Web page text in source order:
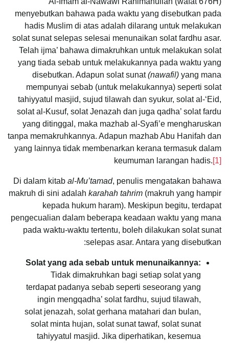
menyebutkan bahawa pada waktu yang disebutkan pada
hadis Muslim di atas adalah dilarang untuk melakukan
solat sunat selepas selesai menunaikan solat fardhu asar.
Telah ijma’ bahawa dimakruhkan untuk melakukan solat
yang tiada sebab untuk melakukannya pada waktu yang
disebutkan. Adapun solat sunat(nawafil) yang mana
mempunyai sebab (untuk melakukannya) seperti solat
tahiyyatul masjid, sujud tilawah dan syukur, solat al-‘Eid,
solat al-Kusuf, solat Jenazah dan juga qadha’ solat fardu
yang ditinggal, maka mazhab al-Syafi’e mengharuskan
tanpa memakruhkannya. Adapun mazhab Abu Hanifah dan
yang lainnya tidak membenarkan kerana termasuk dalam
keumuman larangan hadis.[1]
Di dalam kitab al-Mu’tamad, penulis mengatakan bahawa
makruh di sini adalah karahah tahrim (makruh yang hampir
kepada hukum haram). Meskipun begitu, terdapat
pengecualian dalam beberapa keadaan waktu yang mana
pada waktu-waktu tertentu, boleh dilakukan solat sunat
selepas asar. Antara yang disebutkan:
Solat yang ada sebab untuk menunaikannya:
Tidak dimakruhkan bagi setiap solat yang
terdapat padanya sebab seperti seseorang yang
ingin mengqadha’ solat fardhu, sujud tilawah,
solat jenazah, solat gerhana matahari dan bulan,
solat minta hujan, solat sunat tawaf, solat sunat
tahiyyatul masjid. Jika diperhatikan, kesemua